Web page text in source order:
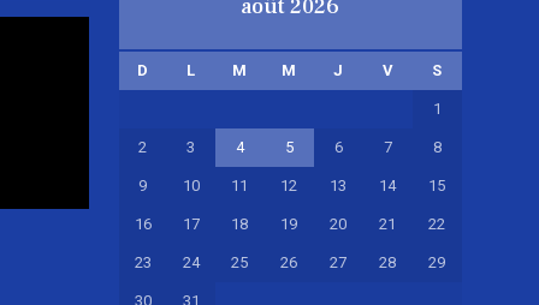
août 2026
D L M M J V S
1
2 3 4 5 6 7 8
9 10 11 12 13 14 15
16 17 18 19 20 21 22
23 24 25 26 27 28 29
30
31